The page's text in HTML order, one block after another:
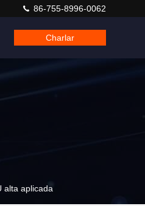
86-755-8996-0062
Charlar
alta aplicada